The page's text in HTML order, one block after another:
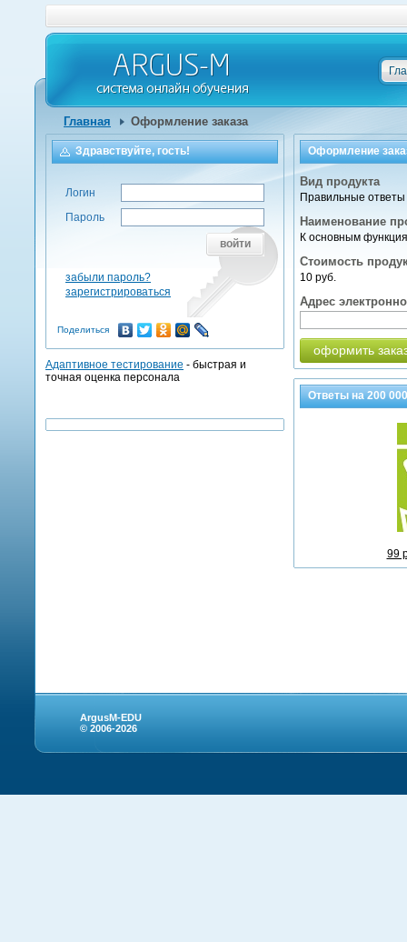
Главная Оформление заказа
Оформление
Вид продукта
Правильные ответы
Наименование
К основным
Стоимость
10 руб.
Адрес
оформить
Ответы на200 000
99
Здравствуйте, гость!
Логин
Пароль
войти
забыли пароль?
зарегистрироваться
Поделиться
Адаптивное тестирование - быстрая и
точная оценка персонала
ArgusM-EDU
© 2006-2026